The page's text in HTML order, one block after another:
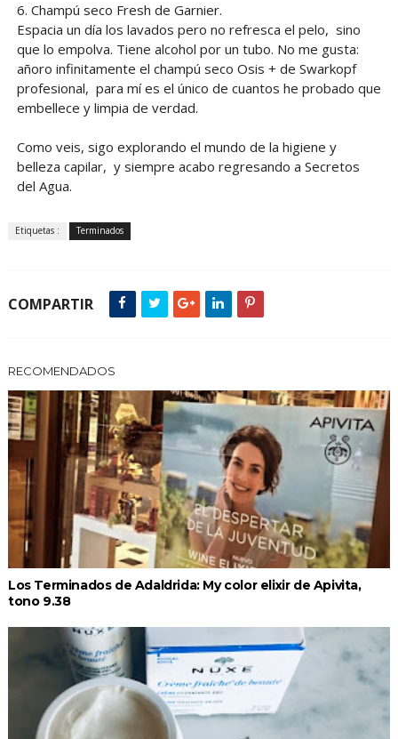
6. Champú seco Fresh de Garnier.
Espacia un día los lavados pero no refresca el pelo, sino
que lo empolva. Tiene alcohol por un tubo. No me gusta:
añoro infinitamente el champú seco Osis + de Swarkopf
profesional, para mí es el único de cuantos he probado que
embellece y limpia de verdad.
Como veis, sigo explorando el mundo de la higiene y
belleza capilar, y siempre acabo regresando a Secretos
del Agua.
Etiquetas : Terminados
COMPARTIR
RECOMENDADOS
Los Terminados de Adaldrida: My color elixir de Apivita,
tono 9.38